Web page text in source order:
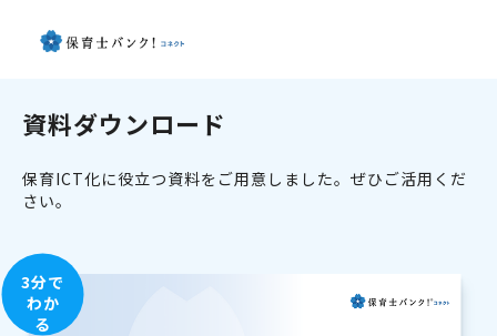
資料ダウンロード
保育ICT化に役立つ資料をご用意しました。ぜひご活用くだ
さい。
3分で
わか
る